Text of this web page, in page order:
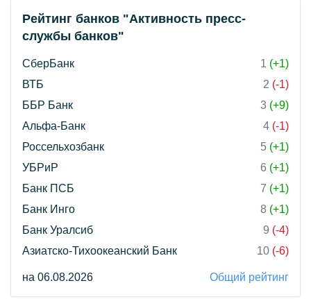
Рейтинг банков "Активность пресс-
службы банков"
СберБанк 1 (+1)
ВТБ
2 (-1)
ББР Банк
3 (+9)
Альфа-Банк
4 (-1)
Россельхозбанк
5 (+1)
УБРиР
6 (+1)
Банк ПСБ
7 (+1)
Банк Инго
8 (+1)
Банк Уралсиб
9 (-4)
Азиатско-Тихоокеанский Банк
10 (-6)
на 06.08.2026 Общий рейтинг